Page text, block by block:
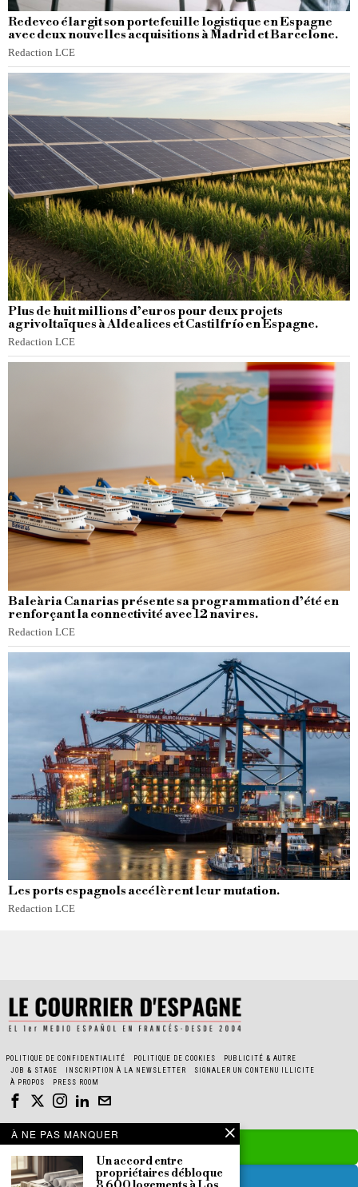
Redevco élargit son portefeuille logistique en Espagne
avec deux nouvelles acquisitions à Madrid et Barcelone.
Redaction LCE
Plus de huit millions d’euros pour deux projets
agrivoltaïques à Aldealices et Castilfrío en Espagne.
Redaction LCE
Baleària Canarias présente sa programmation d’été en
renforçant la connectivité avec 12 navires.
Redaction LCE
Les ports espagnols accélèrent leur mutation.
Redaction LCE
POLITIQUE DE CONFIDENTIALITÉ POLITIQUE DE COOKIES
PUBLICITÉ & AUTRE
JOB & STAGE
INSCRIPTION À LA NEWSLETTER
SIGNALER UN CONTENU ILLICITE
À PROPOS
PRESS ROOM
À NE PAS MANQUER
Un accord entre
propriétaires débloque